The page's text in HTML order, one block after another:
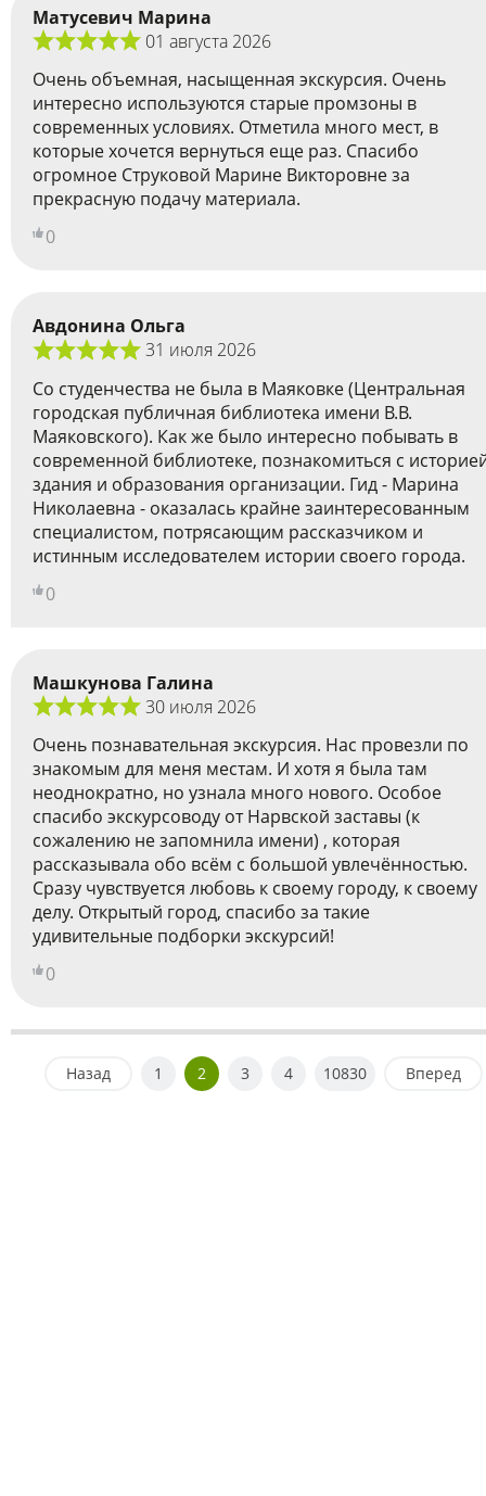
Матусевич Марина
01 августа 2026
Очень объемная, насыщенная экскурсия. Очень
интересно используются старые промзоны в
современных условиях. Отметила много мест, в
которые хочется вернуться еще раз. Спасибо
огромное Струковой Марине Викторовне за
прекрасную подачу материала.
0
Авдонина Ольга
31 июля 2026
Со студенчества не была в Маяковке (Центральная
городская публичная библиотека имени В.В.
Маяковского). Как же было интересно побывать в
современной библиотеке, познакомиться с
здания и образования организации. Гид - Марина
Николаевна - оказалась крайне заинтересованным
специалистом, потрясающим рассказчиком и
истинным исследователем истории своего города.
0
Машкунова Галина
30 июля 2026
Очень познавательная экскурсия. Нас провезли по
знакомым для меня местам. И хотя я была там
неоднократно, но узнала много нового. Особое
спасибо экскурсоводу от Нарвской заставы (к
сожалению не запомнила имени) , которая
рассказывала обо всём с большой увлечённостью.
Сразу чувствуется любовь к своему городу, к своему
делу. Открытый город, спасибо за такие
удивительные подборки экскурсий!
0
Назад 1 2 3 4 10830 Вперед